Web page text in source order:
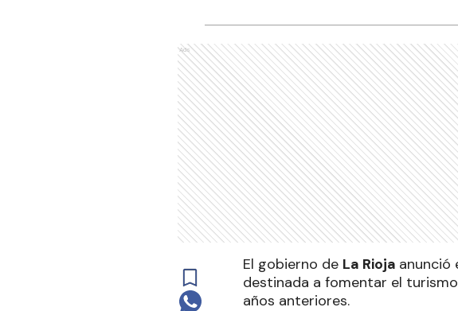
Ads
El gobierno de La Rioja anunció
destinada a fomentar el
años anteriores.